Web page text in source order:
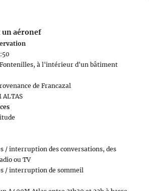
aéronef
à l'intérieur d'un bâtiment
de Francazal
/ interruption des conversations, des
ou TV
/ interruption de sommeil